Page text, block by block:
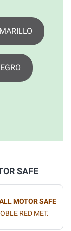
SAFE
MOTOR SAFE
RED MET.